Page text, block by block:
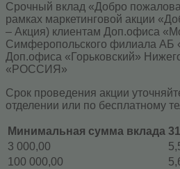
Срочный вклад «Добро
рамках маркетинговой акции
– Акция) клиентам Доп.офиса
Симферопольского филиала
Доп.офиса «Горьковский»
«РОССИЯ»
Срок проведения акции
отделении или по бесплатному
Минимальная сумма вклада
3 000,00
100 000,00